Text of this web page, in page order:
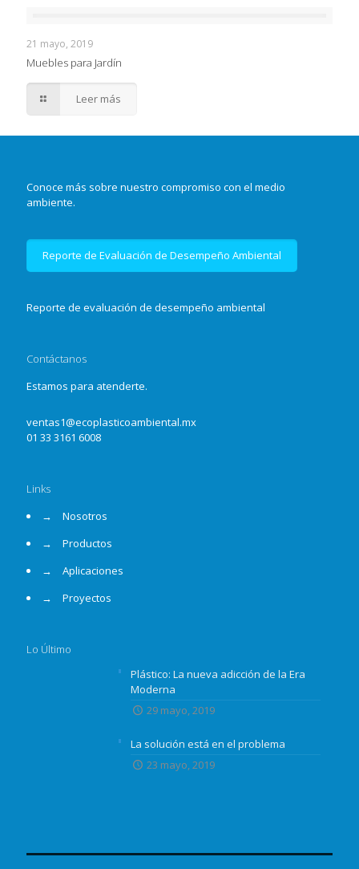
21 mayo, 2019
Muebles para Jardín
Leer más
Conoce más sobre nuestro compromiso con el medio
ambiente.
Reporte de Evaluación de Desempeño Ambiental
Reporte de evaluación de desempeño ambiental
Contáctanos
Estamos para atenderte.
ventas1@ecoplasticoambiental.mx
01 33 3161 6008
Links
→
Nosotros
→
Productos
→
Aplicaciones
→
Proyectos
Lo Último
Plástico: La nueva adicción de la Era
Moderna
29 mayo, 2019
La solución está en el problema
23 mayo, 2019